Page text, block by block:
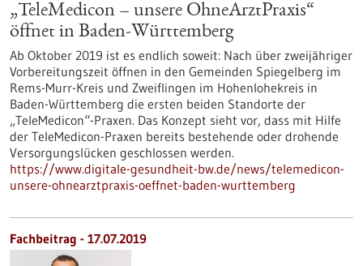
„TeleMedicon – unsere OhneArztPraxis“
öffnet in Baden-Württemberg
Ab Oktober 2019 ist es endlich soweit: Nach über zweijähriger
Vorbereitungszeit öffnen in den Gemeinden Spiegelberg im
Rems-Murr-Kreis und Zweiflingen im Hohenlohekreis in
Baden-Württemberg die ersten beiden Standorte der
„TeleMedicon“-Praxen. Das Konzept sieht vor, dass mit Hilfe
der TeleMedicon-Praxen bereits bestehende oder drohende
Versorgungslücken geschlossen werden.
https://www.digitale-gesundheit-bw.de/news/telemedicon-
unsere-ohnearztpraxis-oeffnet-baden-wurttemberg
Fachbeitrag - 17.07.2019